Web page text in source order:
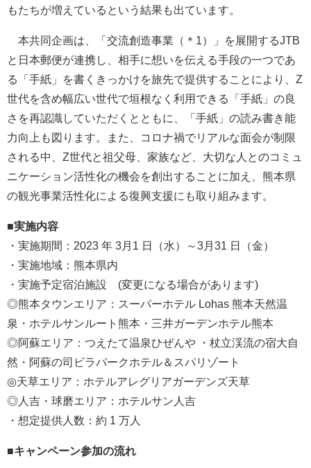
もたちが増えているという結果も出ています。
本共同企画は、「交流創造事業（＊1）」を展開するJTB
と日本郵便が連携し、相手に想いを伝える手段の一つであ
る「手紙」を書くきっかけを旅先で提供することにより、Z
世代を含め幅広い世代で垣根なく利用できる「手紙」の良
さを再認識していただくとともに、「手紙」の読み書き能
力向上も図ります。また、コロナ禍でリアルな面会が制限
される中、Z世代と祖父母、家族など、大切な人とのコミュ
ニケーション活性化の機会を創出することに加え、熊本県
の観光事業活性化による復興支援にも取り組みます。
■実施内容
・実施期間：2023 年 3月1 日（水）～3月31 日（金）
・実施地域：熊本県内
・実施予定宿泊施設 (変更になる場合があります)
◎熊本タウンエリア：スーパーホテル Lohas 熊本天然温
泉・ホテルサンルート熊本・三井ガーデンホテル熊本
◎阿蘇エリア：つえたて温泉ひぜんや ・杖立渓流の宿大自
然・阿蘇の司ビラパークホテル＆スパリゾート
◎天草エリア：ホテルアレグリアガーデンズ天草
◎人吉・球磨エリア：ホテルサン人吉
・想定提供人数：約 1 万人
■キャンペーン参加の流れ